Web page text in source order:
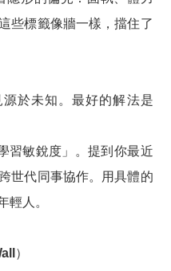
些標籤像牆一樣，擋住了
於未知。最好的解法是
習敏銳度」。提到你最近
世代同事協作。用具體的
輕人。
）